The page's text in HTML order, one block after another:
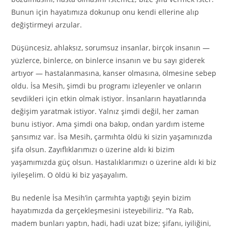
Bunun için hayatımıza dokunup onu kendi ellerine alıp
değiştirmeyi arzular.
Düşüncesiz, ahlaksız, sorumsuz insanlar, birçok insanın —
yüzlerce, binlerce, on binlerce insanın ve bu sayı giderek
artıyor — hastalanmasına, kanser olmasına, ölmesine sebep
oldu. İsa Mesih, şimdi bu programı izleyenler ve onların
sevdikleri için etkin olmak istiyor. İnsanların hayatlarında
değişim yaratmak istiyor. Yalnız şimdi değil, her zaman
bunu istiyor. Ama şimdi ona bakıp, ondan yardım isteme
şansımız var. İsa Mesih, çarmıhta öldü ki sizin yaşamınızda
şifa olsun. Zayıflıklarımızı o üzerine aldı ki bizim
yaşamımızda güç olsun. Hastalıklarımızı o üzerine aldı ki biz
iyileşelim. O öldü ki biz yaşayalım.
Bu nedenle İsa Mesih’in çarmıhta yaptığı şeyin bizim
hayatımızda da gerçekleşmesini isteyebiliriz. “Ya Rab,
madem bunları yaptın, hadi, hadi uzat bize; şifanı, iyiliğini,